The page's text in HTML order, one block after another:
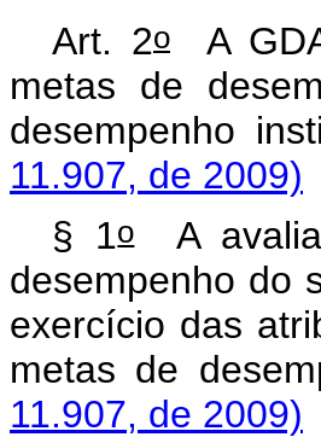
Art. 2o A
metas de
desempenho
11.907, de 2009)
§ 1oA
desempenho do
exercício das
metas de
11.907, de 2009)